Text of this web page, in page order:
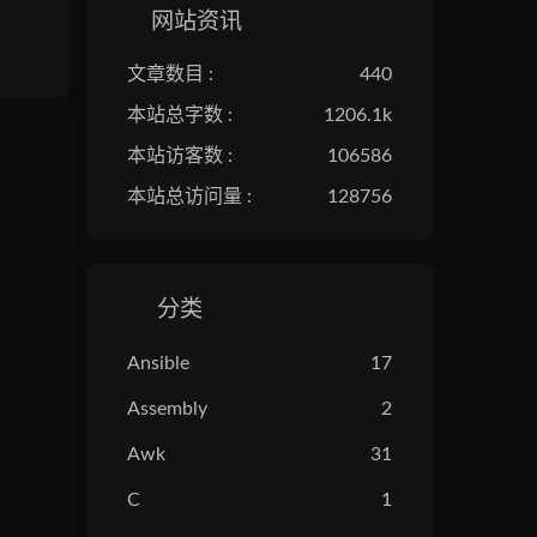
分类
Ansible 17
Assembly 2
Awk 31
C 1
网站资讯
文章数目 : 440
本站总字数 : 1206.1k
本站访客数 : 106586
本站总访问量 : 128756